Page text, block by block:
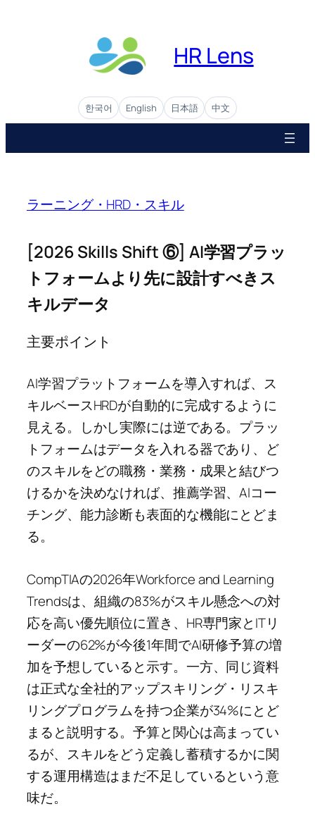
HR Lens
한국어 English 日本語 中文
ラーニング・HRD・スキル
[2026 Skills Shift ⑥] AI学習プラッ
トフォームより先に設計すべきス
キルデータ
主要ポイント
AI学習プラットフォームを導入すれば、ス
キルベースHRDが自動的に完成するように
見える。しかし実際には逆である。プラッ
トフォームはデータを入れる器であり、ど
のスキルをどの職務・業務・成果と結びつ
けるかを決めなければ、推薦学習、AIコー
チング、能力診断も表面的な機能にとどま
る。
CompTIAの2026年Workforce and Learning
Trendsは、組織の83%がスキル懸念への対
応を高い優先順位に置き、HR専門家とITリ
ーダーの62%が今後1年間でAI研修予算の増
加を予想していると示す。一方、同じ資料
は正式な全社的アップスキリング・リスキ
リングプログラムを持つ企業が34%にとど
まると説明する。予算と関心は高まってい
るが、スキルをどう定義し蓄積するかに関
する運用構造はまだ不足しているという意
味だ。